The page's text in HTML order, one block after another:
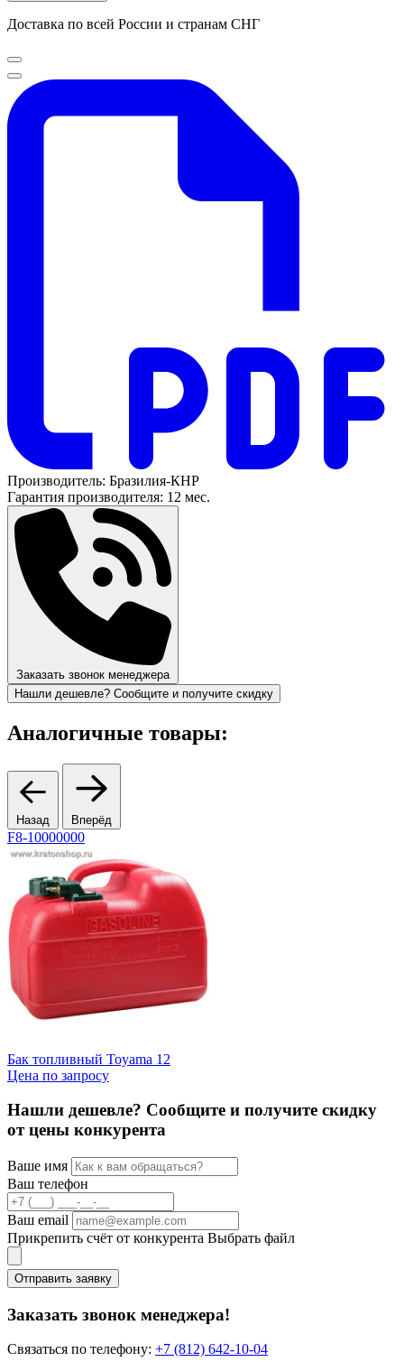
Доставка по всей России и странам СНГ
Производитель: Бразилия-КНР
Гарантия производителя: 12 мес.
Заказать звонок менеджера
Нашли дешевле? Сообщите и получите скидку
Аналогичные товары:
Назад Вперёд
F8-10000000
Бак топливный Toyama 12
Цена по запросу
Нашли дешевле? Сообщите и получите скидку
от цены конкурента
Ваше имя
Ваш телефон
Ваш email
Прикрепить счёт от конкурента Выбрать файл
Отправить заявку
Заказать звонок менеджера!
Связаться по телефону: +7 (812) 642-10-04